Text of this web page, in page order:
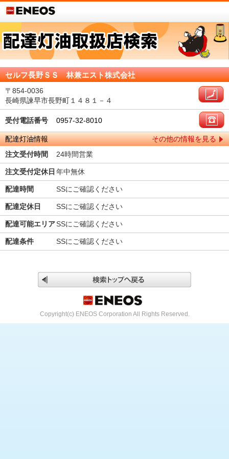
セルフ長野ＳＳ 林兼エスト株式会社
〒854-0036
長崎県諫早市長野町１４８１－４
受付電話番号 0957-32-8010
配達灯油情報
その他の情報を見る
注文受付時間
24時間営業
注文受付定休日 年中無休
配達時間 SSにご確認ください
配達定休日 SSにご確認ください
配達可能エリアSSにご確認ください
配達条件 SSにご確認ください
Copyright(c) ENEOS Corporation All Rights Reserved.